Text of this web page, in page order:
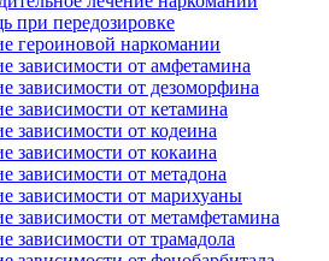
при передозировке
героиновой наркомании
зависимости от амфетамина
зависимости от дезоморфина
зависимости от кетамина
зависимости от кодеина
зависимости от кокаина
зависимости от метадона
зависимости от марихуаны
зависимости от метамфетамина
зависимости от трамадола